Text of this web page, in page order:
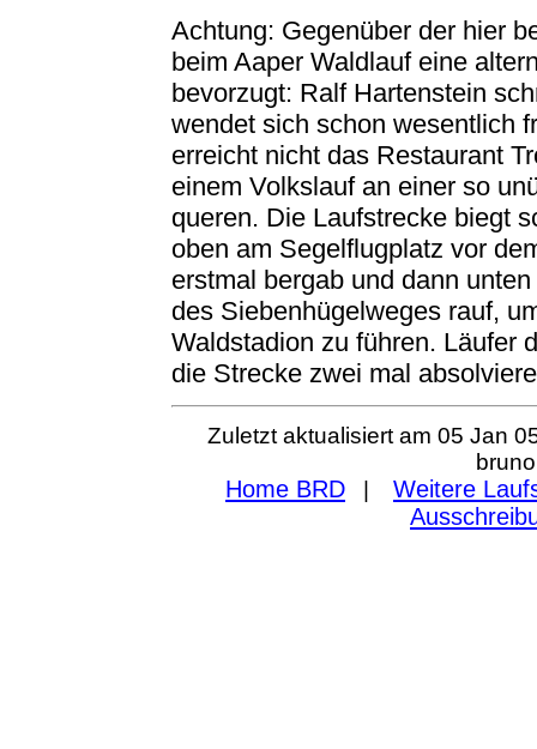
Achtung: Gegenüber der hier
beim Aaper Waldlauf eine
bevorzugt: Ralf Hartenstein
wendet sich schon wesentlich
erreicht nicht das Restaurant
einem Volkslauf an einer so
queren. Die Laufstrecke biegt
oben am Segelflugplatz vor
erstmal bergab und dann
des Siebenhügelweges rauf,
Waldstadion zu führen. Läufer
die Strecke zwei mal
Zuletzt aktualisiert am 05 Jan
Home BRD
Weitere